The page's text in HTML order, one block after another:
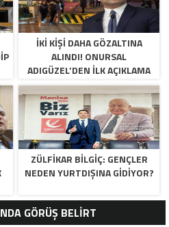
İKI KIŞI DAHA GÖZALTINA
ALINDI! ONURSAL
ADIGÜZEL’DEN ILK AÇIKLAMA
ZÜLFIKAR BILGIÇ: GENÇLER
NEDEN YURTDIŞINA GIDIYOR?
GÖRÜŞ BELİRT